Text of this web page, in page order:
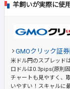
羊飼いが実際に使
GMOクリック証券
米ドル円のスプレッド
ロドルは0.3pips(原則
チャートも見やすく、
いやすい！スキャルに